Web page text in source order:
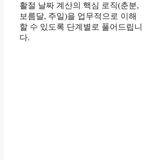
활절 날짜 계산의 핵심 로직(춘분,
보름달, 주일)을 업무적으로 이해
할 수 있도록 단계별로 풀어드립니
다.